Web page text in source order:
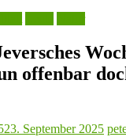
offenbar
23. September 2025